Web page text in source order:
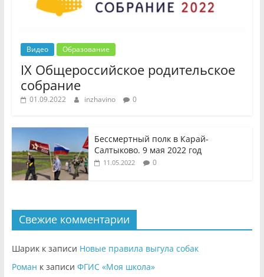
Видео Образование
IX Общероссийское родительское
собрание
01.09.2022 inzhavino 0
Бессмертный полк в Карай-
Салтыково. 9 мая 2022 год
11.05.2022 0
Свежие комментарии
Шарикк записи Новые правила выгула собак
Роман к записи ФГИС «Моя школа»